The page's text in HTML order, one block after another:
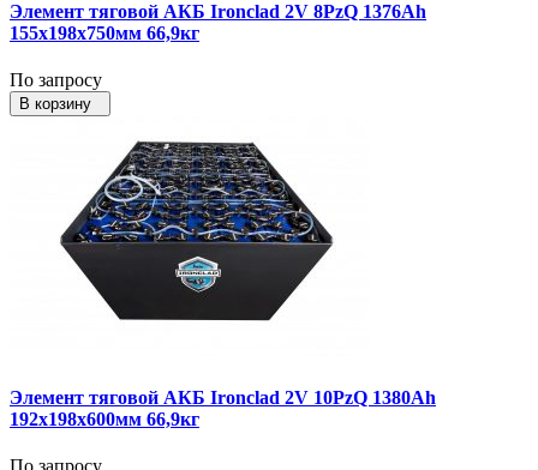
Элемент тяговой АКБ Ironclad 2V 8PzQ 1376Ah
155x198x750мм 66,9кг
По запросу
В корзину
Элемент тяговой АКБ Ironclad 2V 10PzQ 1380Ah
192x198x600мм 66,9кг
По запросу